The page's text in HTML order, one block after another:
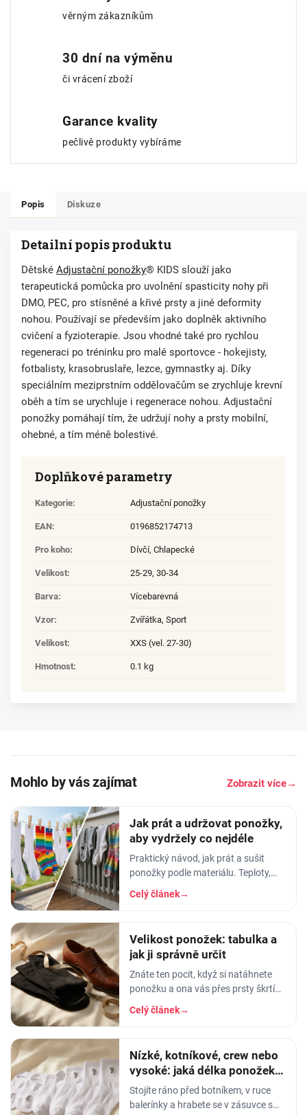
věrným zákazníkům
30 dní na výměnu
či vrácení zboží
Garance kvality
pečlivě produkty vybíráme
Popis Diskuze
Detailní popis produktu
Dětské Adjustační ponožky® KIDS slouží jako
terapeutická pomůcka pro uvolnění spasticity nohy při
DMO, PEC, pro stísněné a křivé prsty a jiné deformity
nohou. Používají se především jako doplněk aktivního
cvičení a fyzioterapie. Jsou vhodné také pro rychlou
regeneraci po tréninku pro malé sportovce - hokejisty,
fotbalisty, krasobruslaře, lezce, gymnastky aj. Díky
speciálním meziprstním oddělovačům se zrychluje krevní
oběh a tím se urychluje i regenerace nohou. Adjustační
ponožky pomáhají tím, že udržují nohy a prsty mobilní,
ohebné, a tím méně bolestivé.
Doplňkové parametry
Kategorie: Adjustační ponožky
EAN: 0196852174713
Pro koho: Dívčí, Chlapecké
Velikost: 25-29, 30-34
Barva: Vícebarevná
Vzor: Zvířátka, Sport
Velikost: XXS (vel. 27-30)
Hmotnost: 0.1 kg
Mohlo by vás zajímat Zobrazit více→
Jak prát a udržovat ponožky,
aby vydržely co nejdéle
Praktický návod, jak prát a sušit
ponožky podle materiálu. Teploty,
aviváž, sušička, žehlení. Vyhnete se
tak sražení, trhání a ztrátě tvaru.
Celý článek→
Velikost ponožek: tabulka a
jak ji správně určit
Znáte ten pocit, když si natáhnete
ponožku a ona vás přes prsty škrtí
jako gumička od svačiny? Nebo
naopak - pata vám vyleze do půlky
Celý článek→
Nízké, kotníkové, crew nebo
vysoké: jaká délka ponožek k
čemu
Stojíte ráno před botníkem, v ruce
balerínky a hrabete se v zásuvce s